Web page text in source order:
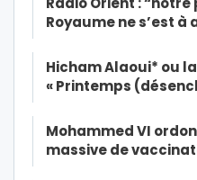
Royaume ne s’est à
Hicham Alaoui* ou
« Printemps
Mohammed VI
massive de